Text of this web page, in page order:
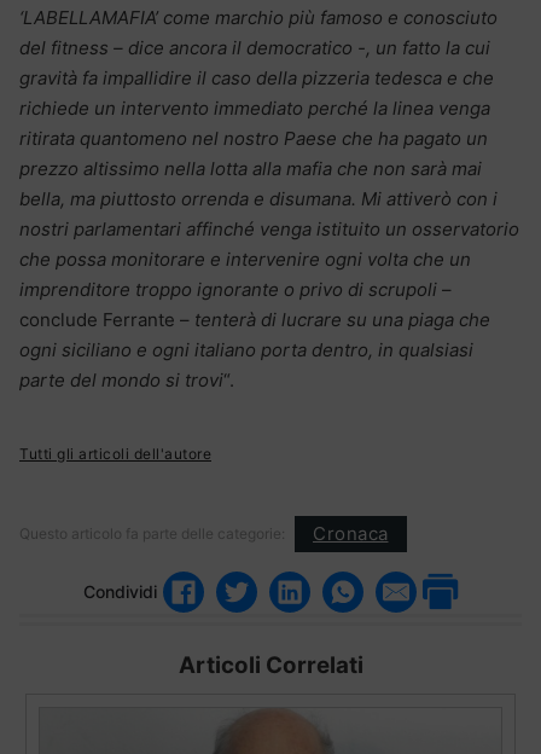
‘LABELLAMAFIA’ come marchio più famoso e conosciuto
del fitness – dice ancora il democratico -, un fatto la cui
gravità fa impallidire il caso della pizzeria tedesca e che
richiede un intervento immediato perché la linea venga
ritirata quantomeno nel nostro Paese che ha pagato un
prezzo altissimo nella lotta alla mafia che non sarà mai
bella, ma piuttosto orrenda e disumana. Mi attiverò con i
nostri parlamentari affinché venga istituito un osservatorio
che possa monitorare e intervenire ogni volta che un
imprenditore troppo ignorante o privo di scrupoli –
conclude Ferrante – tenterà di lucrare su una piaga che
ogni siciliano e ogni italiano porta dentro, in qualsiasi
parte del mondo si trovi“.
Tutti gli articoli dell'autore
Questo articolo fa parte delle categorie: Cronaca
Condividi
Articoli Correlati